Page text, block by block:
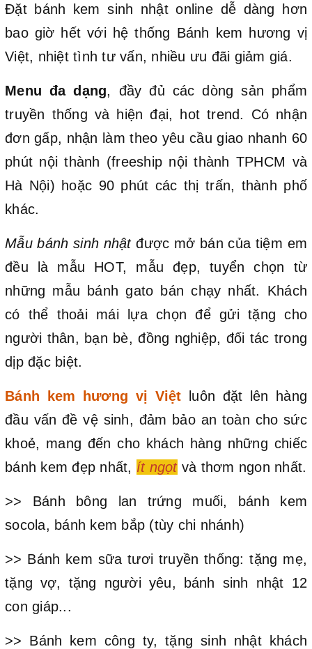
Đặt bánh kem sinh nhật online dễ dàng hơn
bao giờ hết với hệ thống Bánh kem hương vị
Việt, nhiệt tình tư vấn, nhiều ưu đãi giảm giá.
Menu đa dạng, đầy đủ các dòng sản phẩm
truyền thống và hiện đại, hot trend. Có nhận
đơn gấp, nhận làm theo yêu cầu giao nhanh 60
phút nội thành (freeship nội thành TPHCM và
Hà Nội) hoặc 90 phút các thị trấn, thành phố
khác.
Mẫu bánh sinh nhậtđược mở bán của tiệm em
đều là mẫu HOT, mẫu đẹp, tuyển chọn từ
những mẫu bánh gato bán chạy nhất. Khách
có thể thoải mái lựa chọn để gửi tặng cho
người thân, bạn bè, đồng nghiệp, đối tác trong
dịp đặc biệt.
Bánh kem hương vị Việt luôn đặt lên hàng
đầu vấn đề vệ sinh, đảm bảo an toàn cho sức
khoẻ, mang đến cho khách hàng những chiếc
bánh kem đẹp nhất, ít ngọt và thơm ngon nhất.
>> Bánh bông lan trứng muối, bánh kem
socola, bánh kem bắp (tùy chi nhánh)
>> Bánh kem sữa tươi truyền thống: tặng mẹ,
tặng vợ, tặng người yêu, bánh sinh nhật 12
con giáp...
>> Bánh kem công ty, tặng sinh nhật khách